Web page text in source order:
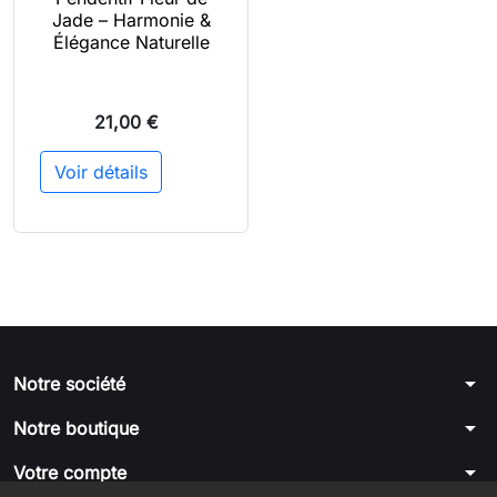
Jade – Harmonie &
Élégance Naturelle
21,00 €
Voir détails
Notre société arrow_drop_down
Notre boutique arrow_drop_down
Votre compte arrow_drop_down